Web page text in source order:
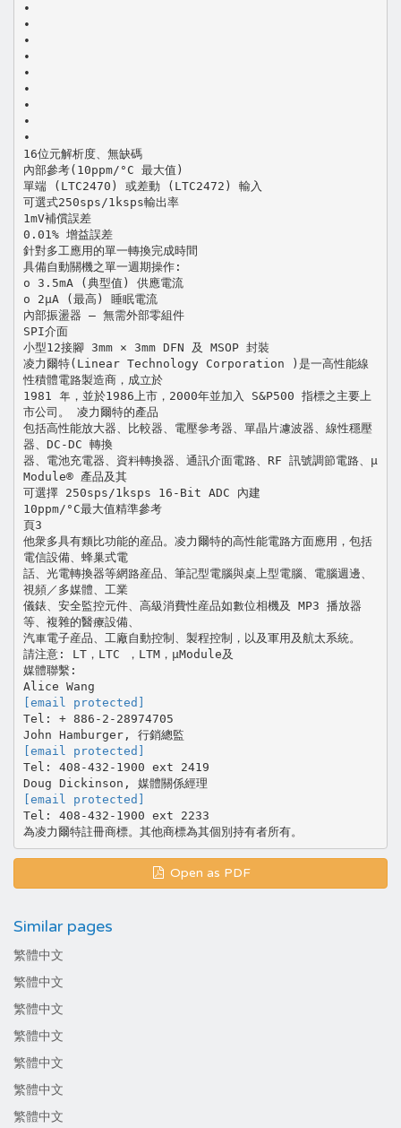
•
•
•
•
•
•
•
•
•
16位元解析度、無缺碼
內部參考(10ppm/°C 最大值)
單端 (LTC2470) 或差動 (LTC2472) 輸入
可選式250sps/1ksps輸出率
1mV補償誤差
0.01% 增益誤差
針對多工應用的單一轉換完成時間
具備自動關機之單一週期操作:
o 3.5mA (典型值) 供應電流
o 2µA (最高) 睡眠電流
內部振盪器 – 無需外部零組件
SPI介面
小型12接腳 3mm × 3mm DFN 及 MSOP 封裝
凌力爾特(Linear Technology Corporation )是一高性能線
性積體電路製造商，成立於
1981 年，並於1986上市，2000年並加入 S&P500 指標之主要上
市公司。 凌力爾特的產品
包括高性能放大器、比較器、電壓參考器、單晶片濾波器、線性穩壓
器、DC-DC 轉換
器、電池充電器、資料轉換器、通訊介面電路、RF 訊號調節電路、µ
Module® 產品及其
可選擇 250sps/1ksps 16-Bit ADC 內建
10ppm/°C最大值精準參考
頁3
他衆多具有類比功能的産品。凌力爾特的高性能電路方面應用，包括
電信設備、蜂巢式電
話、光電轉換器等網路産品、筆記型電腦與桌上型電腦、電腦週邊、
視頻／多媒體、工業
儀錶、安全監控元件、高級消費性産品如數位相機及 MP3 播放器
等、複雜的醫療設備、
汽車電子産品、工廠自動控制、製程控制，以及軍用及航太系統。
請注意: LT，LTC ，LTM，µModule及
媒體聯繫:
[email protected]
Tel: + 886-2-28974705
[email protected]
Tel: 408-432-1900 ext 2419
[email protected]
Tel: 408-432-1900 ext 2233
Open as PDF
Similar pages
繁體中文
繁體中文
繁體中文
繁體中文
繁體中文
繁體中文
繁體中文